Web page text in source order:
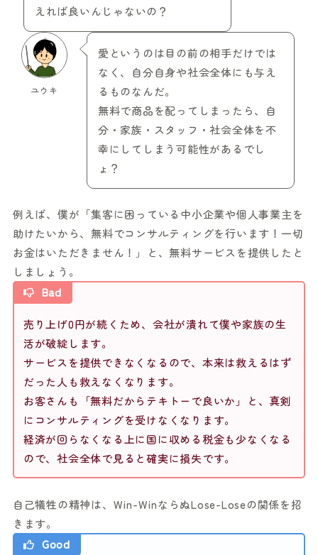
えれば良いんじゃないの？
ユウキ
愛というのは目の前の相手だけでは
なく、自分自身や社会全体にも与え
るものなんだ。
無料で商品を配ってしまったら、自
分・家族・スタッフ・社会全体を不
幸にしてしまう可能性があるでし
ょ？
例えば、僕が「集客に困っている中小企業や個人事業主を
助けたいから、無料でコンサルティングを行います！一切
お金はいただきません！」と、無料サービスを提供したと
しましょう。
Bad
売り上げ0円が続くため、会社が潰れて僕や家族の生
活が破綻します。
サービスを提供できなくなるので、本来は救えるはず
だった人も救えなくなります。
お客さんも「無料だからテキトーで良いか」と、真剣
にコンサルティングを受けなくなります。
経済が回らなくなる上に国に収める税金も少なくなる
ので、社会全体で見ると確実に損失です。
自己犠牲の精神は、Win-WinならぬLose-Loseの関係を招
きます。
Good